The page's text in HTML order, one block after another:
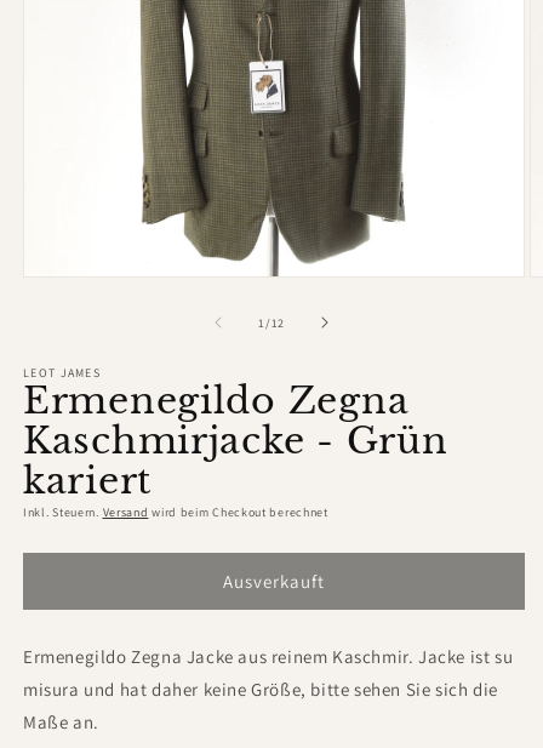
1 /von
12
LEOT JAMES
Ermenegildo Zegna
Kaschmirjacke - Grün
kariert
Inkl. Steuern. Versand wird beim Checkout berechnet
Ausverkauft
Ermenegildo Zegna Jacke aus reinem Kaschmir. Jacke ist su
misura und hat daher keine Größe, bitte sehen Sie sich die
Maße an.